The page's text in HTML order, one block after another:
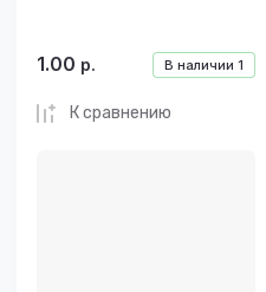
В наличии 1
1.00 р.
К сравнению